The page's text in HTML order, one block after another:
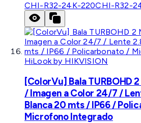
CHI-R32-24K-220CHI-R32-
HiLook by HIKVISION
[ColorVu] Bala TURBOHD
/ Imagen a Color 24/7 /
Blanca 20 mts / IP66 /
Microfono Integrado